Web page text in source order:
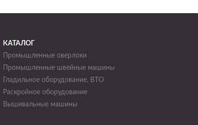
КАТАЛОГ
Промышленные оверлоки
Промышленные швейные машины
Гладильное оборудование, ВТО
Раскройное оборудование
Вышивальные машины